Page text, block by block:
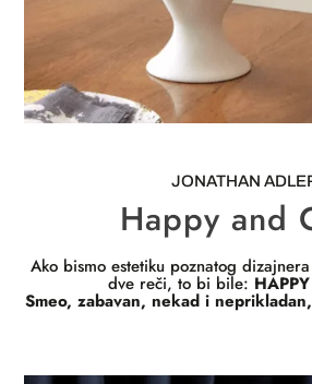
JONATHAN
Happy and
Ako bismo estetiku poznatog
dve reči, to bi bile:
Smeo, zabavan, nekad i